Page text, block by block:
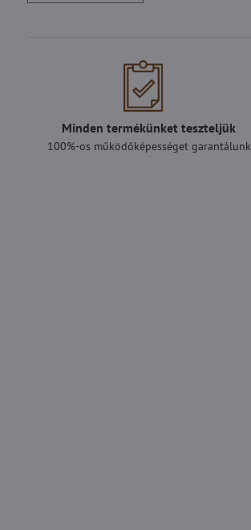
Minden termékünket teszteljük
100%-os működőképességet garantálunk